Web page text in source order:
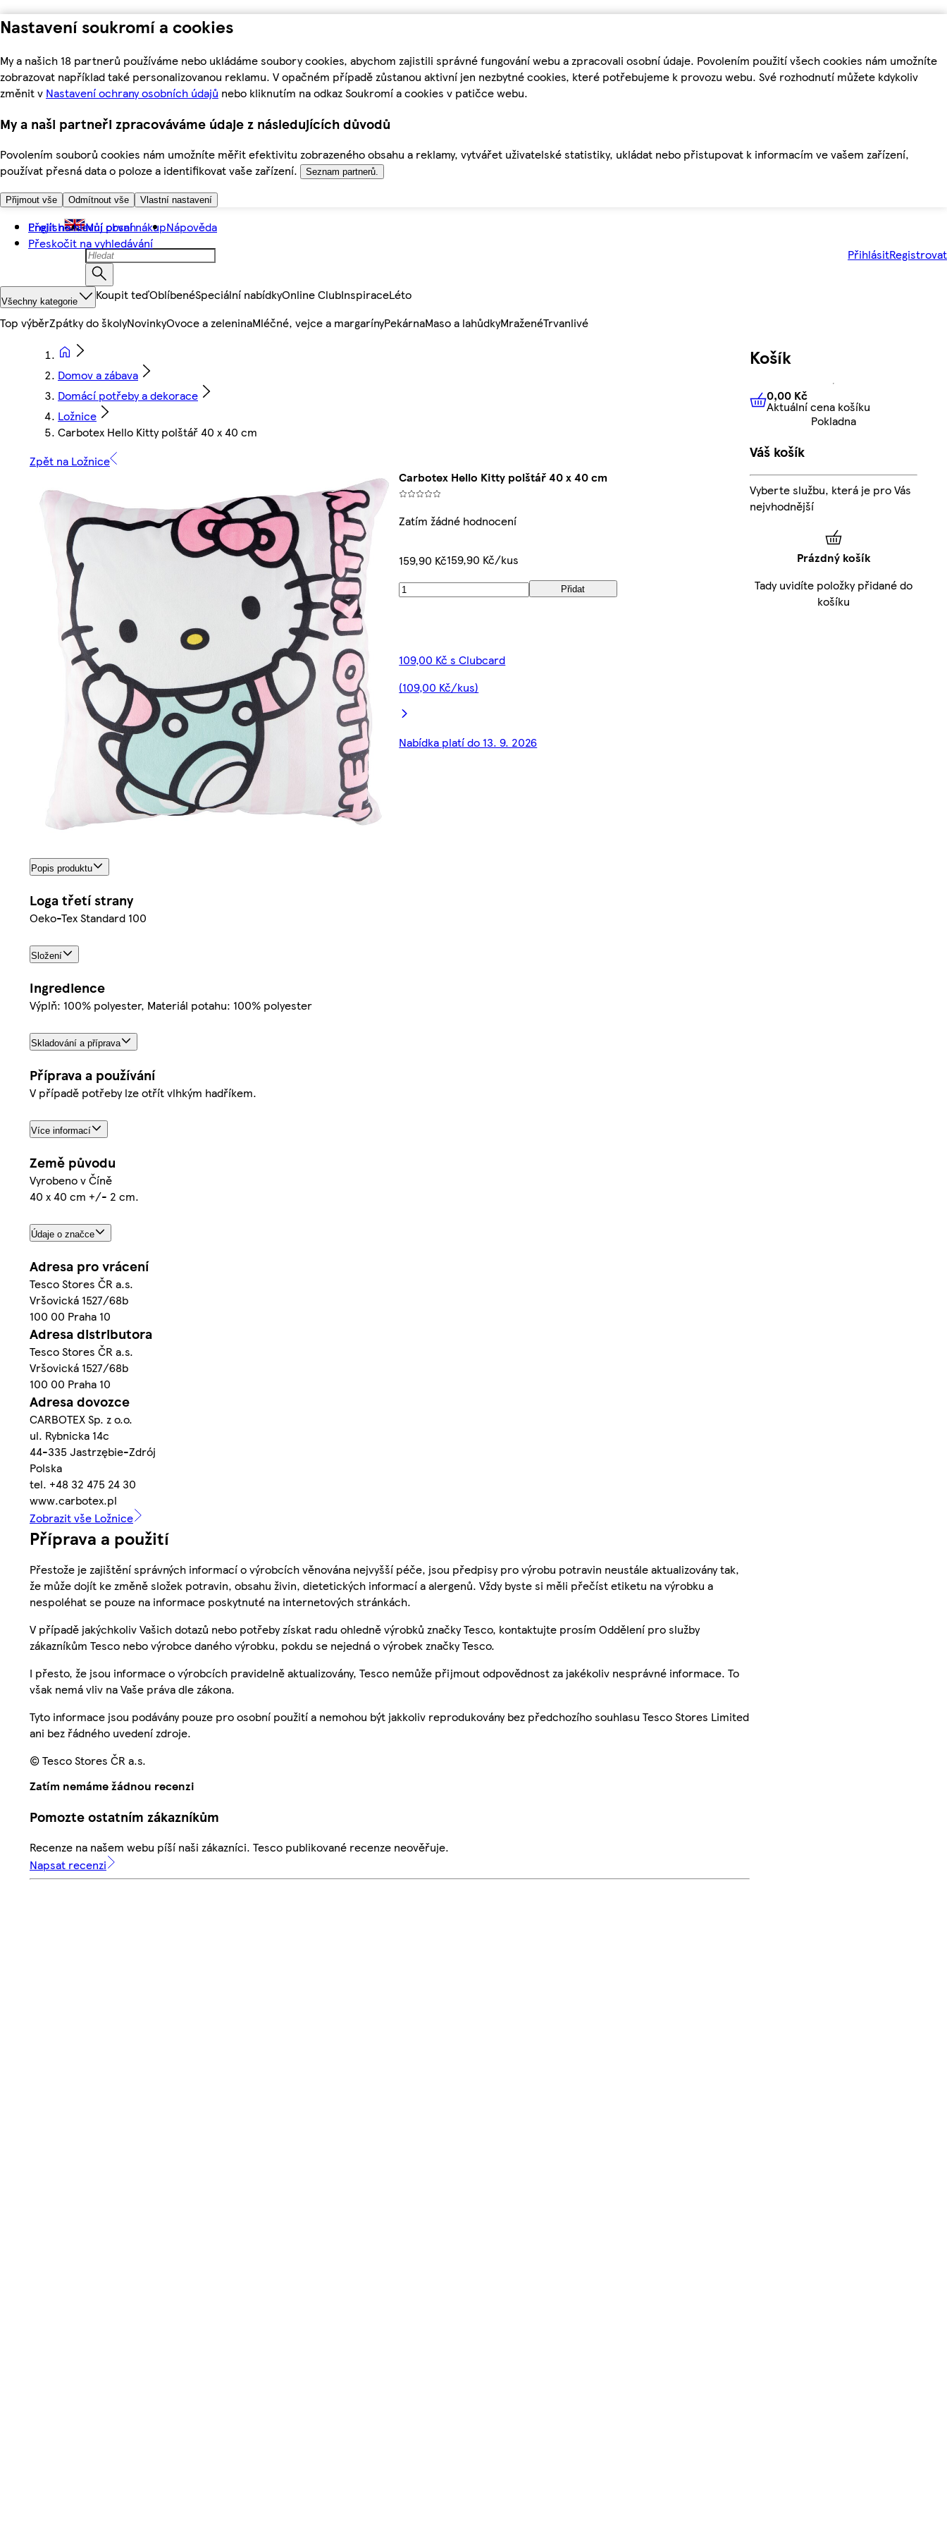
Nastavení soukromí a cookies
My a našich 18 partnerů používáme nebo ukládáme soubory cookies, abychom zajistili správné fungování webu a zpracovali osobní údaje. Povolením použití všech cookies nám umožníte
zobrazovat například také personalizovanou reklamu. V opačném případě zůstanou aktivní jen nezbytné cookies, které potřebujeme k provozu webu. Své rozhodnutí můžete kdykoliv
změnit v Nastavení ochrany osobních údajů nebo kliknutím na odkaz Soukromí a cookies v patičce webu.
My a naši partneři zpracováváme údaje z následujících důvodů
Povolením souborů cookies nám umožníte měřit efektivitu zobrazeného obsahu a reklamy, vytvářet uživatelské statistiky, ukládat nebo přistupovat k informacím ve vašem zařízení,
používat přesná data o poloze a identifikovat vaše zařízení.
Seznam partnerů.
Přijmout vše Odmítnout vše Vlastní nastavení
Přejít na hlavní obsah
Přeskočit na vyhledávání
English Můj první nákupNápověda
PřihlásitRegistrovat
Všechny kategorie Koupit teďOblíbenéSpeciální nabídkyOnline ClubInspiraceLéto
Top výběrZpátky do školyNovinkyOvoce a zeleninaMléčné, vejce a margarínyPekárnaMaso a lahůdkyMraženéTrvanlivé
Domov a zábava
Domácí potřeby a dekorace
Ložnice
Carbotex Hello Kitty polštář 40 x 40 cm
Zpět na Ložnice
Carbotex Hello Kitty polštář 40 x 40 cm
Zatím žádné hodnocení
159,90 Kč159,90 Kč/kus
Přidat
109,00 Kč s Clubcard
(109,00 Kč/kus)
Nabídka platí do 13. 9. 2026
Popis produktu
Loga třetí strany
Oeko-Tex Standard 100
Složení
Ingredience
Výplň: 100% polyester, Materiál potahu: 100% polyester
Skladování a příprava
Příprava a používání
V případě potřeby lze otřít vlhkým hadříkem.
Více informací
Země původu
Vyrobeno v Číně
40 x 40 cm +/- 2 cm.
Údaje o značce
Adresa pro vrácení
Tesco Stores ČR a.s.
Vršovická 1527/68b
100 00 Praha 10
Adresa distributora
Tesco Stores ČR a.s.
Vršovická 1527/68b
100 00 Praha 10
Adresa dovozce
CARBOTEX Sp. z o.o.
ul. Rybnicka 14c
44-335 Jastrzębie-Zdrój
Polska
tel. +48 32 475 24 30
www.carbotex.pl
Zobrazit vše Ložnice
Příprava a použití
Přestože je zajištění správných informací o výrobcích věnována nejvyšší péče, jsou předpisy pro výrobu potravin neustále aktualizovány tak,
že může dojít ke změně složek potravin, obsahu živin, dietetických informací a alergenů. Vždy byste si měli přečíst etiketu na výrobku a
nespoléhat se pouze na informace poskytnuté na internetových stránkách.
V případě jakýchkoliv Vašich dotazů nebo potřeby získat radu ohledně výrobků značky Tesco, kontaktujte prosím Oddělení pro služby
zákazníkům Tesco nebo výrobce daného výrobku, pokdu se nejedná o výrobek značky Tesco.
I přesto, že jsou informace o výrobcích pravidelně aktualizovány, Tesco nemůže přijmout odpovědnost za jakékoliv nesprávné informace. To
však nemá vliv na Vaše práva dle zákona.
Tyto informace jsou podávány pouze pro osobní použití a nemohou být jakkoliv reprodukovány bez předchozího souhlasu Tesco Stores Limited
ani bez řádného uvedení zdroje.
© Tesco Stores ČR a.s.
Zatím nemáme žádnou recenzi
Pomozte ostatním zákazníkům
Recenze na našem webu píší naši zákazníci. Tesco publikované recenze neověřuje.
Napsat recenzi
Košík
0,00 KčAktuální cena košíku
0,00 Kč
Aktuální cena košíku
Pokladna
Váš košík
Vyberte službu, která je pro Vás
nejvhodnější
Prázdný košík
Tady uvidíte položky přidané do
košíku